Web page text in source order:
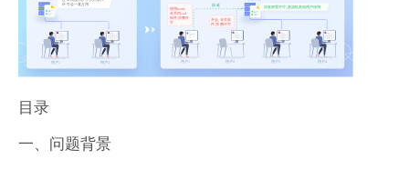
目录
一、问题背景